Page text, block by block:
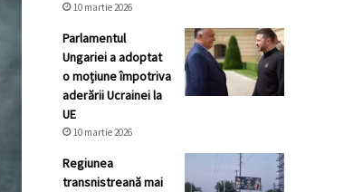
10 martie 2026
Parlamentul
Ungariei a adoptat
o moțiune împotriva
aderării Ucrainei la
UE
10 martie 2026
Regiunea
transnistreană mai